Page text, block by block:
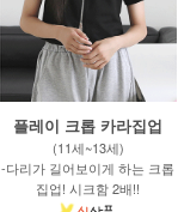
플레이 크롭 카라집업
(11세~13세)
-다리가 길어보이게 하는 크롭
집업! 시크함 2배!!